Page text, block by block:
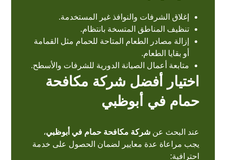
إغلاق الشرفات والنوافذ غير المستخدمة.
تنظيف المناطق المتسخة بانتظام.
إزالة مصادر الطعام المتاحة للحمام مثل القمامة
أو بقايا الطعام.
متابعة أعمال الصيانة الدورية للشرفات والأسطح.
اختيار أفضل شركة مكافحة
حمام في أبوظبي
عند البحث عنشركة مكافحة حمام في أبوظبي،
يجب مراعاة عدة معايير لضمان الحصول على خدمة
احترافية: